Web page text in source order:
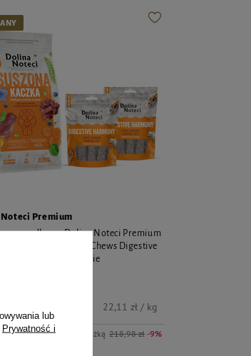
Noteci Premium
dla psa Dolina Noteci Premium
9 kg + gratis 2 x Smart Chews Digestive
wspierające trawienie
cena z 30 dni przed obniżką 218,98 zł -9%
22,11 zł / kg
lub
Prywatność i